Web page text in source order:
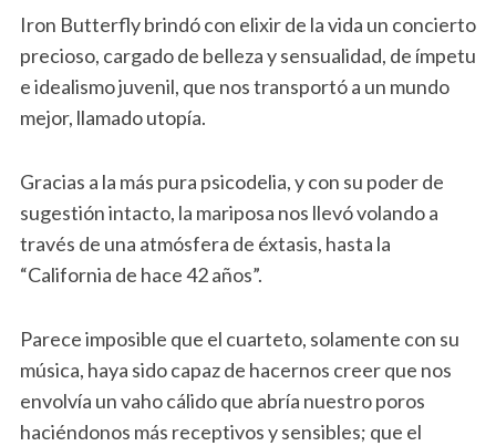
Iron Butterfly brindó con elixir de la vida un concierto
precioso, cargado de belleza y sensualidad, de ímpetu
e idealismo juvenil, que nos transportó a un mundo
mejor, llamado utopía.
Gracias a la más pura psicodelia, y con su poder de
sugestión intacto, la mariposa nos llevó volando a
través de una atmósfera de éxtasis, hasta la
“California de hace 42 años”.
Parece imposible que el cuarteto, solamente con su
música, haya sido capaz de hacernos creer que nos
envolvía un vaho cálido que abría nuestro poros
haciéndonos más receptivos y sensibles; que el